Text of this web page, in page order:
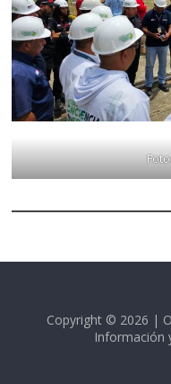
Copyright © 2026 |
Información